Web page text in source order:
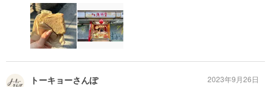
トーキョーさんぽ
2023年9月26日